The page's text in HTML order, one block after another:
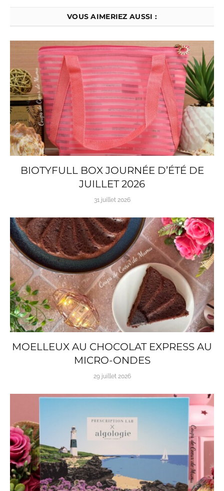
VOUS AIMERIEZ AUSSI :
BIOTYFULL BOX JOURNÉE D’ÉTÉ DE
JUILLET 2026
31 juillet 2026
MOELLEUX AU CHOCOLAT EXPRESS AU
MICRO-ONDES
29 juillet 2026